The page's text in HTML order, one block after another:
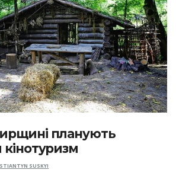
планують
SUSKYI